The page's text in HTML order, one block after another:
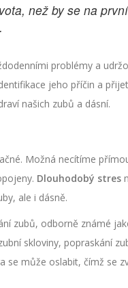
než by se na první
problémy a
jeho příčin a
našich zubů a dásní.
Možná necítíme
Dlouhodobý stres
ale i dásně.
zubů, odborně známé
skloviny, popraskání
se může oslabit, čímž se